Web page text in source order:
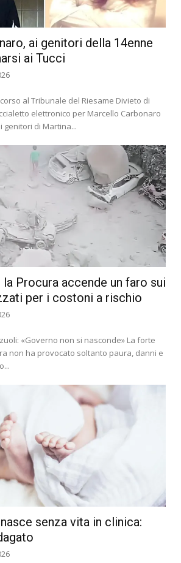
ai genitori della 14enne
ai Tucci
al Tribunale del Riesame Divieto di
elettronico per Marcello Carbonaro
genitori di Martina...
Procura accende un faro sui
per i costoni a rischio
«Governo non si nasconde» La forte
non ha provocato soltanto paura, danni e
senza vita in clinica: